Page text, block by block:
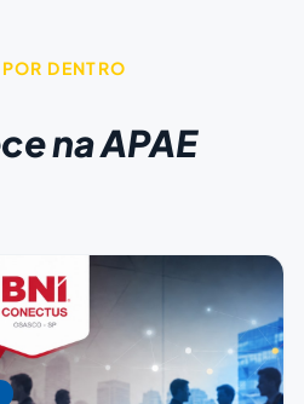
DENTRO
na APAE